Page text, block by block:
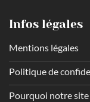
Infos légales
Mentions légales
Politique de
Pourquoi notre